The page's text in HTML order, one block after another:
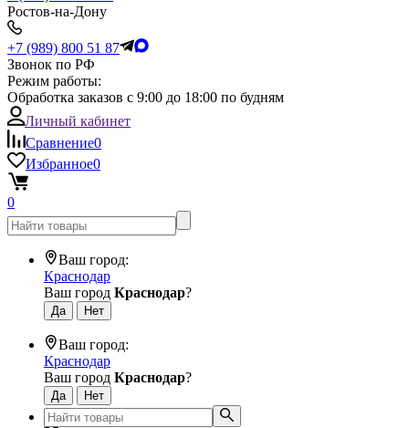
Ростов-на-Дону
+7 (989) 800 51 87
Звонок по РФ
Режим работы:
Обработка заказов с 9:00 до 18:00 по будням
Личный кабинет
Сравнение0
Избранное0
0
Ваш город:
Краснодар
Ваш город Краснодар?
Ваш город:
Краснодар
Ваш город Краснодар?